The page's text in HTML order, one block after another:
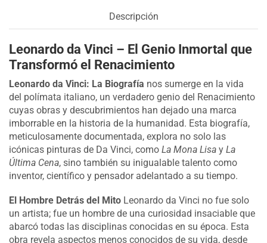
Descripción
Leonardo da Vinci – El Genio Inmortal que
Transformó el Renacimiento
Leonardo da Vinci: La Biografía nos sumerge en la vida
del polímata italiano, un verdadero genio del Renacimiento
cuyas obras y descubrimientos han dejado una marca
imborrable en la historia de la humanidad. Esta biografía,
meticulosamente documentada, explora no solo las
icónicas pinturas de Da Vinci, como La Mona Lisa y La
Última Cena, sino también su inigualable talento como
inventor, científico y pensador adelantado a su tiempo.
El Hombre Detrás del Mito Leonardo da Vinci no fue solo
un artista; fue un hombre de una curiosidad insaciable que
abarcó todas las disciplinas conocidas en su época. Esta
obra revela aspectos menos conocidos de su vida, desde